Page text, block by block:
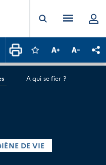
Ouvrir laMenu
Connectez-vous
Augmenter la
A qui se fier ?
DE VIE